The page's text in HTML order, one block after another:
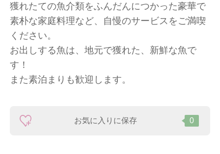
獲れたての魚介類をふんだんにつかった豪華で
素朴な家庭料理など、自慢のサービスをご満喫
ください。
お出しする魚は、地元で獲れた、新鮮な魚で
す！
また素泊まりも歓迎します。
お気に入りに保存 0